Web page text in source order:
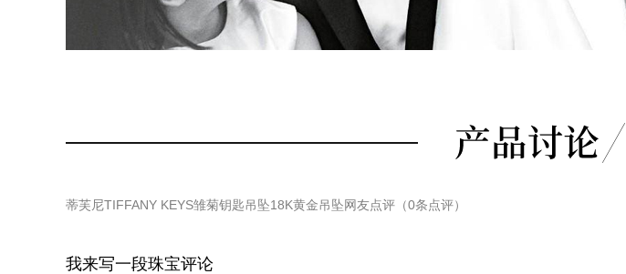
蒂芙尼TIFFANY KEYS雏菊钥匙吊坠18K黄金吊坠网友点评（0条点评）
我来写一段珠宝评论